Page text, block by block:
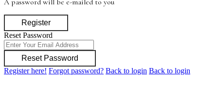
A password will be e-mailed to you
Register
Reset Password
Reset Password
Register here! Forgot password? Back to login Back to login